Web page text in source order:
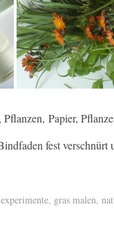
Papier,
fest
experimente, gras malen,